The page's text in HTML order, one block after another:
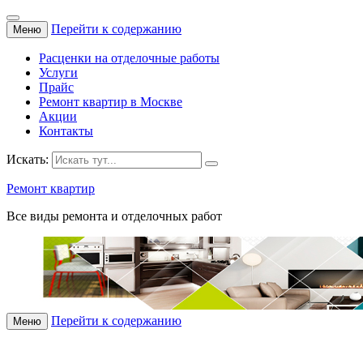
Меню Перейти к содержанию
Расценки на отделочные работы
Услуги
Прайс
Ремонт квартир в Москве
Акции
Контакты
Искать:
Ремонт квартир
Все виды ремонта и отделочных работ
Меню Перейти к содержанию